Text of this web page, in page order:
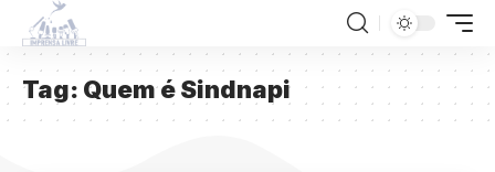
Tag: Quem é Sindnapi